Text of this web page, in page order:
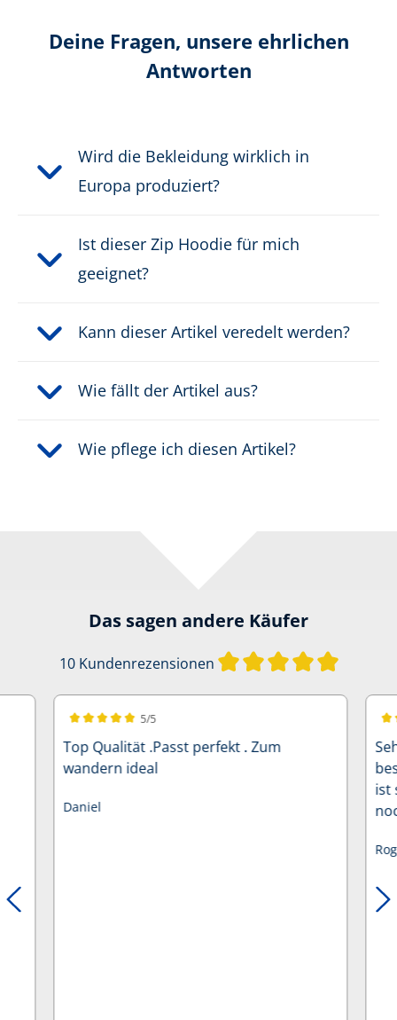
Deine Fragen, unsere ehrlichen
Antworten
Wird die Bekleidung wirklich in
Europa produziert?
Ist dieser Zip Hoodie für mich
geeignet?
Kann dieser Artikel veredelt werden?
Wie fällt der Artikel aus?
Wie pflege ich diesen Artikel?
Das sagen andere Käufer
10 Kundenrezensionen
5/5
Top Qualität .Passt perfekt . Zum
wandern ideal
Daniel
ist